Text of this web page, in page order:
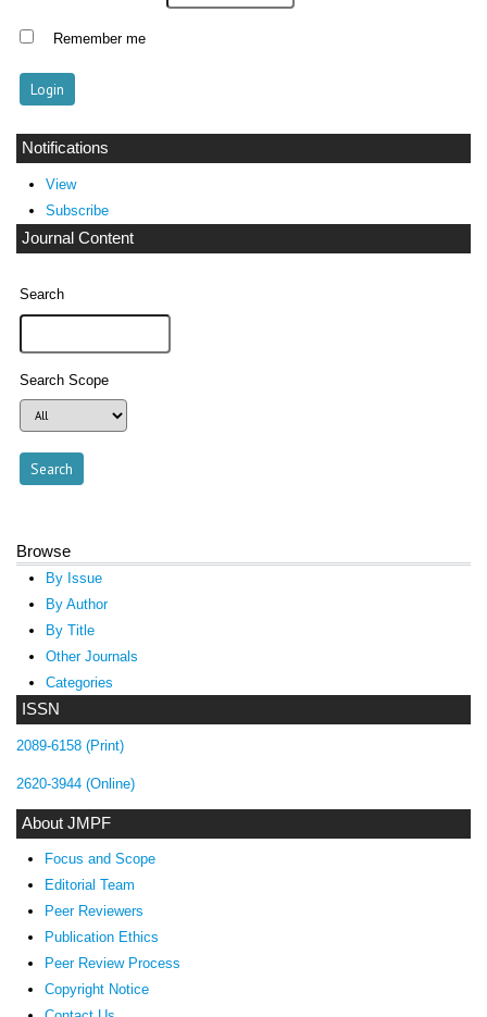
ISSN
2089-6158 (Print)
2620-3944 (Online)
About JMPF
Focus and Scope
Editorial Team
Peer Reviewers
Publication Ethics
Peer Review Process
Copyright Notice
Remember me
Notifications
View
Subscribe
Journal Content
Search
Search Scope
Browse
By Issue
By Author
By Title
Other Journals
Categories